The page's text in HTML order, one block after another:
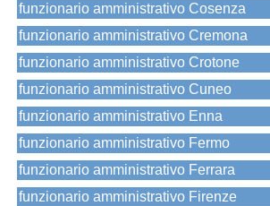
funzionario amministrativo Cosenza
funzionario amministrativo Cremona
funzionario amministrativo Crotone
funzionario amministrativo Cuneo
funzionario amministrativo Enna
funzionario amministrativo Fermo
funzionario amministrativo Ferrara
funzionario amministrativo Firenze